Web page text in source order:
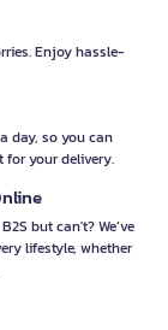
Enjoy hassle-
day, so you can
your delivery.
but can't? We’ve
lifestyle, whether